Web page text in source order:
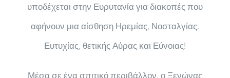
υποδέχεται στην Ευρυτανία για διακοπές που
αφήνουν μια αίσθηση Ηρεμίας, Νοσταλγίας,
Ευτυχίας, θετικής Αύρας και Εύνοιας!
Μέσα σε ένα σπιτικό περιβάλλον, ο Ξενώνας